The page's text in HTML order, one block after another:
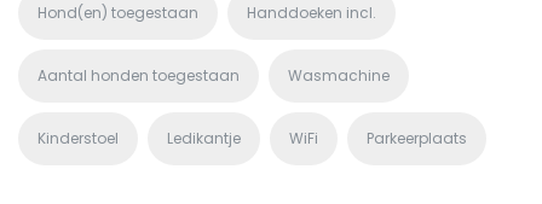
Hond(en) toegestaan Handdoeken incl.
Aantal honden toegestaan Wasmachine
Kinderstoel Ledikantje WiFi Parkeerplaats